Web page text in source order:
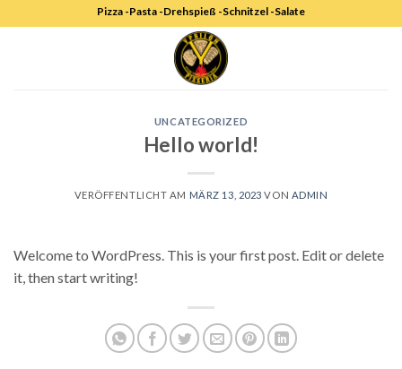
to
Pizza -Pasta -Drehspieß -Schnitzel -Salate
UNCATEGORIZED
Hello world!
VERÖFFENTLICHT AM MÄRZ 13, 2023 VON ADMIN
Welcome to WordPress. This is your first post. Edit or delete
it, then start writing!